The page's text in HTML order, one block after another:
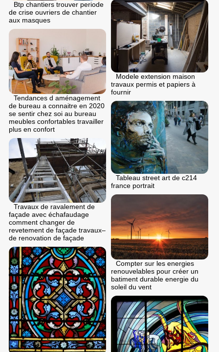
Btp chantiers trouver periode
de crise ouvriers de chantier
aux masques
Modele extension maison
travaux permis et papiers à
fournir
Tendances d aménagement
de bureau a connaitre en 2020
se sentir chez soi au bureau
meubles confortables travailler
plus en confort
Tableau street art de c214
france portrait
Travaux de ravalement de
façade avec échafaudage
comment changer de
revetement de façade travaux–
de renovation de façade
Compter sur les energies
renouvelables pour créer un
batiment durable energie du
soleil du vent